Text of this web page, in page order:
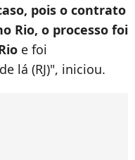
pois o contrato
Rio, o processo foi
e foi
lá (RJ)", iniciou.